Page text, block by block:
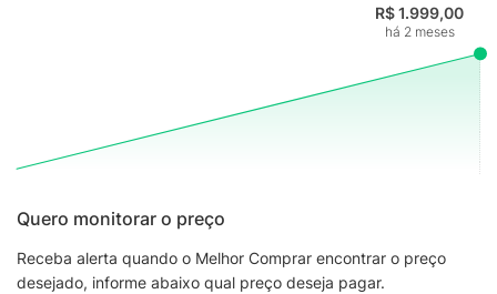
R$ 1.999,00
há 2 meses
Quero monitorar o preço
Receba alerta quando o Melhor Comprar encontrar o preço
desejado, informe abaixo qual preço deseja pagar.